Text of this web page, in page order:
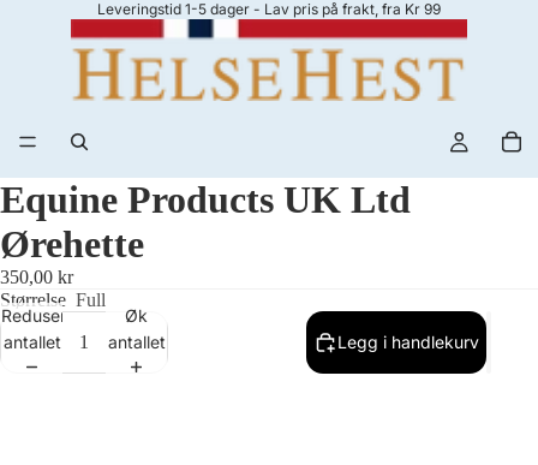
Leveringstid 1-5 dager - Lav pris på frakt, fra Kr 99
Equine Products UK Ltd
Ørehette
350,00 kr
Størrelse Full
Reduser
antallet
Øk
antallet
Legg i handlekurv